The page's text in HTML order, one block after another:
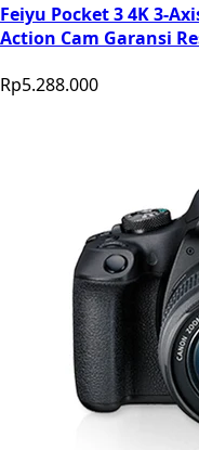
Feiyu Pocket 3 4K 3-
Action Cam Garansi
Rp5.288.000